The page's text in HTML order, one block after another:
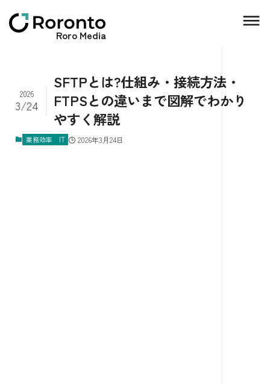
Roro Media
SFTPとは?仕組み・接続方法・
FTPSとの違いまで図解でわかり
やすく解説
2026
3/24
業務効率 IT 2026年3月24日